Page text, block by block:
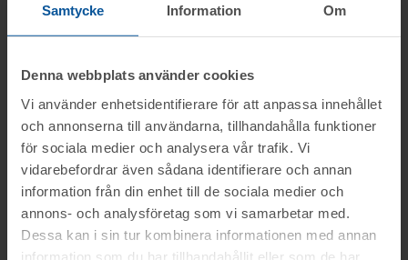
Samtycke Information Om
Denna webbplats använder cookies
Vi använder enhetsidentifierare för att anpassa innehållet
och annonserna till användarna, tillhandahålla funktioner
för sociala medier och analysera vår trafik. Vi
vidarebefordrar även sådana identifierare och annan
information från din enhet till de sociala medier och
annons- och analysföretag som vi samarbetar med.
Dessa kan i sin tur kombinera informationen med annan
information som du har tillhandahållit eller som de har
På uppdrag av Konkursförvaltare Björn
Myhrberg, Advokatfirman Abersten, säljs
konkursboet efter Sidskogen Bygg AB,
genom nätauktion på www.tovek.se med
avslut onsdagen den 3 juni från kl. 10.15.
Objektet säljes i befintligt skick.
Kalle tel.nr: 076-1392895
Hasse tel.nr: 0346-48776
Visning
Hede
Betalning